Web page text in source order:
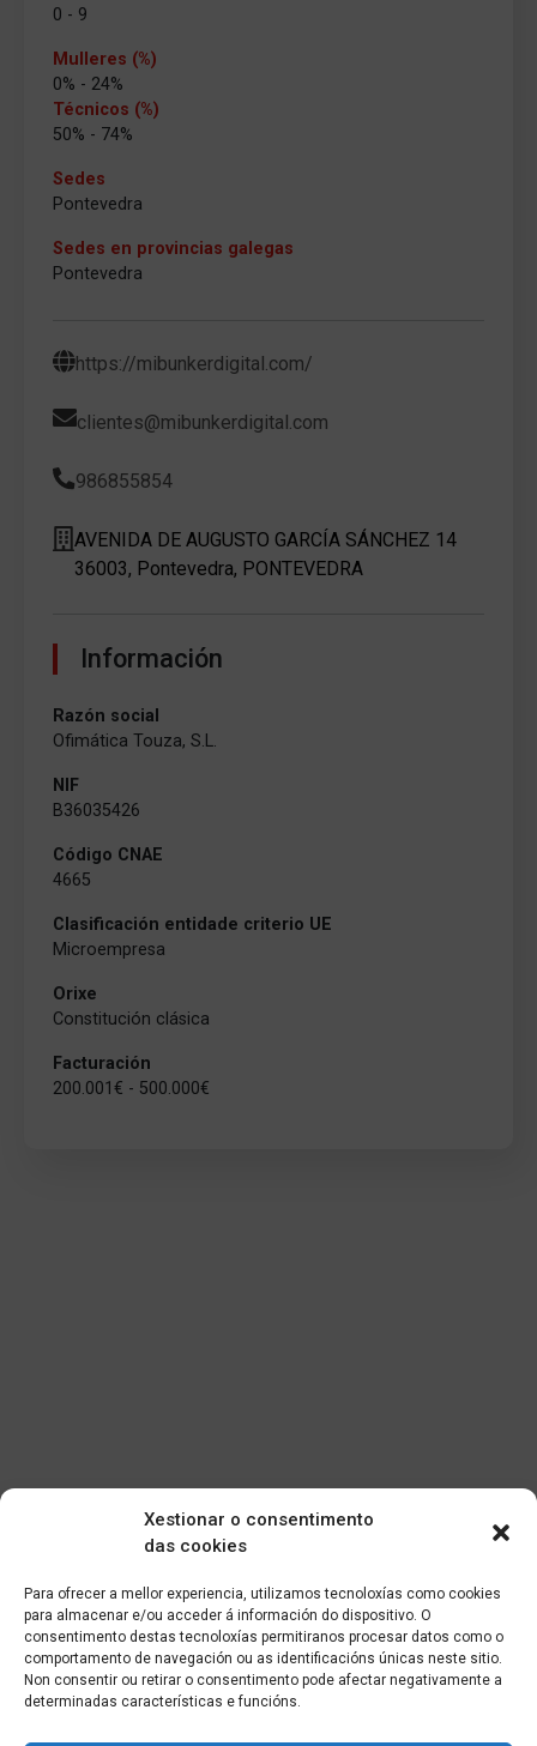
Xestionar o consentimento
das cookies
Para ofrecer a mellor experiencia, utilizamos tecnoloxías como cookies
para almacenar e/ou acceder á información do dispositivo. O
consentimento destas tecnoloxías permitiranos procesar datos como o
comportamento de navegación ou as identificacións únicas neste sitio.
Non consentir ou retirar o consentimento pode afectar negativamente a
determinadas características e funcións.
0 - 9
Mulleres (%)
0% - 24%
Técnicos (%)
50% - 74%
Sedes
Pontevedra
Sedes en provincias galegas
Pontevedra
https://mibunkerdigital.com/
clientes@mibunkerdigital.com
986855854
AVENIDA DE AUGUSTO GARCÍA SÁNCHEZ 14
36003, Pontevedra, PONTEVEDRA
Información
Razón social
Ofimática Touza, S.L.
NIF
B36035426
Código CNAE
4665
Clasificación entidade criterio UE
Microempresa
Orixe
Constitución clásica
Facturación
200.001€ - 500.000€